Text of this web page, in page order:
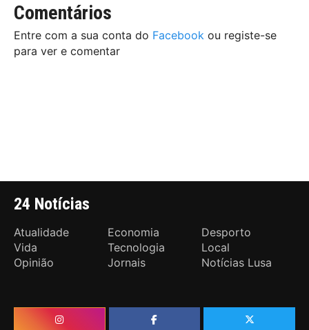
Comentários
Entre com a sua conta do Facebook ou registe-se
para ver e comentar
24 Notícias
Atualidade Economia
Desporto
Vida
Tecnologia
Local
Opinião
Jornais Notícias Lusa